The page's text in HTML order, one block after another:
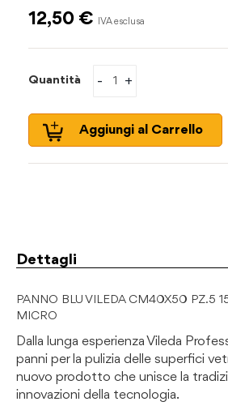
12,50 €
Quantità +
-
Aggiungi al Carrello
Dettagli
PANNO BLU VILEDA CM40X50 PZ.5
MICRO
Dalla lunga esperienza Vileda
panni per la pulizia delle superfici
nuovo prodotto che unisce la
innovazioni della tecnologia.